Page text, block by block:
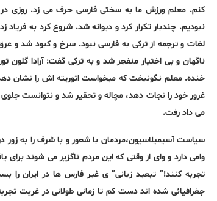
کنم. معلم ورزش ما به سختی فارسی حرف می زد. روزی
نبودیم. چندبار تکرار کرد و دیوانه شد. شروع کرد به
لغات و ترجمه از ترکی به فارسی نبود. سرخ و کبود شد و
ناگهان و بی اختیار منفجر شد و به ترکی گفت: آرادا گلون
خنده. معلم نگونبخت که میخواست اتوریته اش را نشان
غرور خود را نجات دهد، مچاله و تحقیر شد و نتوانست
می داد رفت.
سیاست آسیمیلاسیون،مردمان با شعور و با شرف را به زور
وامی دارد و وای از وقتی که این مردم ناگزیر می شوند
تجربه کنند!” تبعید زبانی” ی غیر فارس ها در ایران را
جغرافیائی شده اند دست کم تا زمانی طولانی در غربت